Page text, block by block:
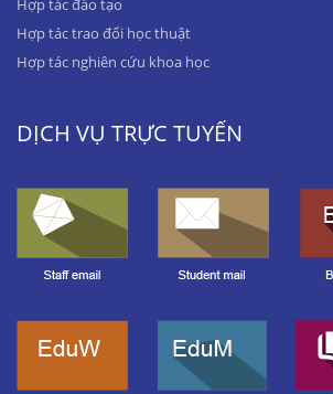
Hợp tác trao đổi học thuật
Hợp tác nghiên cứu khoa học
DỊCH VỤ TRỰC TUYẾN